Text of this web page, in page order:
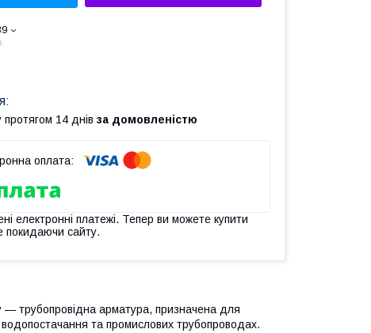
14 днів за домовленістю
електронні платежі. Тепер ви можете купити
покидаючи сайту.
— трубопровідна арматура, призначена для
та промислових трубопроводах.